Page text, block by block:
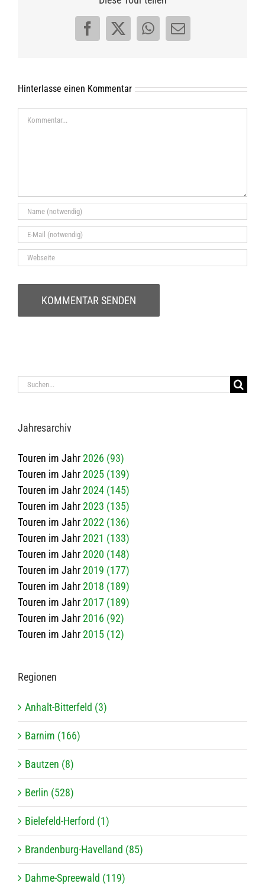
Facebook
X WhatsApp
E-
Hinterlasse einen Kommentar
Kommentar
Suche
Jah­res­ar­chiv
Touren im Jahr2026 (93)
Touren im Jahr2025 (139)
Touren im Jahr2024 (145)
Touren im Jahr2023 (135)
Touren im Jahr2022 (136)
Touren im Jahr2021 (133)
Touren im Jahr2020 (148)
Touren im Jahr2019 (177)
Touren im Jahr2018 (189)
Touren im Jahr2017 (189)
Touren im Jahr2016 (92)
Touren im Jahr2015 (12)
Regio­nen
Anhalt-Bitterfeld (3)
Barnim (166)
Bautzen (8)
Berlin (528)
Bielefeld-Herford (1)
Brandenburg-Havelland (85)
Dahme-Spreewald (119)